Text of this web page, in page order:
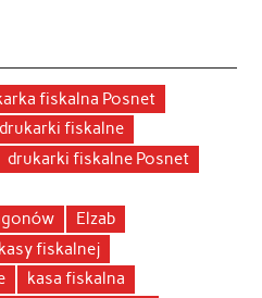
fiskalna Posnet
drukarki fiskalne
drukarki fiskalne Posnet
Elzab
fiskalnej
kasa fiskalna